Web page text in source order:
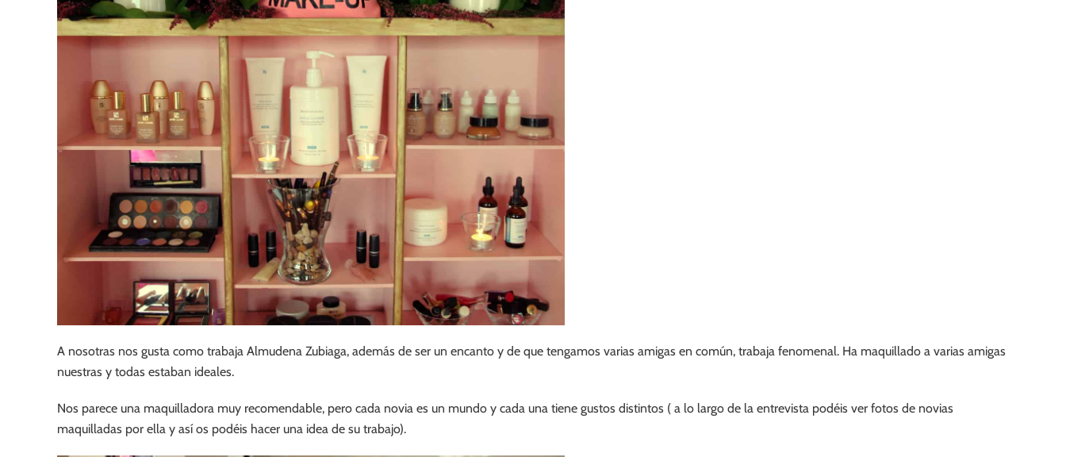
A nosotras nos gusta como trabaja Almudena Zubiaga, además de ser un encanto y de que tengamos varias amigas en común, trabaja fenomenal. Ha maquillado a varias amigas
nuestras y todas estaban ideales.
Nos parece una maquilladora muy recomendable, pero cada novia es un mundo y cada una tiene gustos distintos ( a lo largo de la entrevista podéis ver fotos de novias
maquilladas por ella y así os podéis hacer una idea de su trabajo).